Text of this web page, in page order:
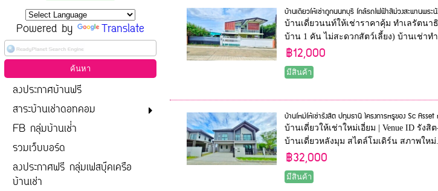
Powered by Translate
ลงประกาศบ้านฟรี
สาระบ้านเช่าดอทคอม
FB กลุ่มบ้านเช่่า
รวมเว็บบอร์ด
ลงประกาศฟรี กลุ่มเฟสบุ๊คเครือ
บ้านเช่า
บ้านเดี่ยวให้เช่าถูกนนทบุรี ใกล้รถไฟฟ้าสีม่วงสะพานพระ
บ้านเดี่ยวนนท์ให้เช่าราคาคุ้ม ทำเลรัตนา
บ้าน 1 คัน ไม่สะดวกสัตว์เลี้ยง) บ้านเช่าท
฿12,000
มีสินค้า
บ้านใหม่ให้เช่ารังสิต ปทุมธานี โครงการหรูของ Sc
บ้านเดี่ยวให้เช่าใหม่เอี่ยม | Venue ID รัง
บ้านเดี่ยวหลังมุม สไตล์โมเดิร์น สภาพใหม่
฿32,000
มีสินค้า